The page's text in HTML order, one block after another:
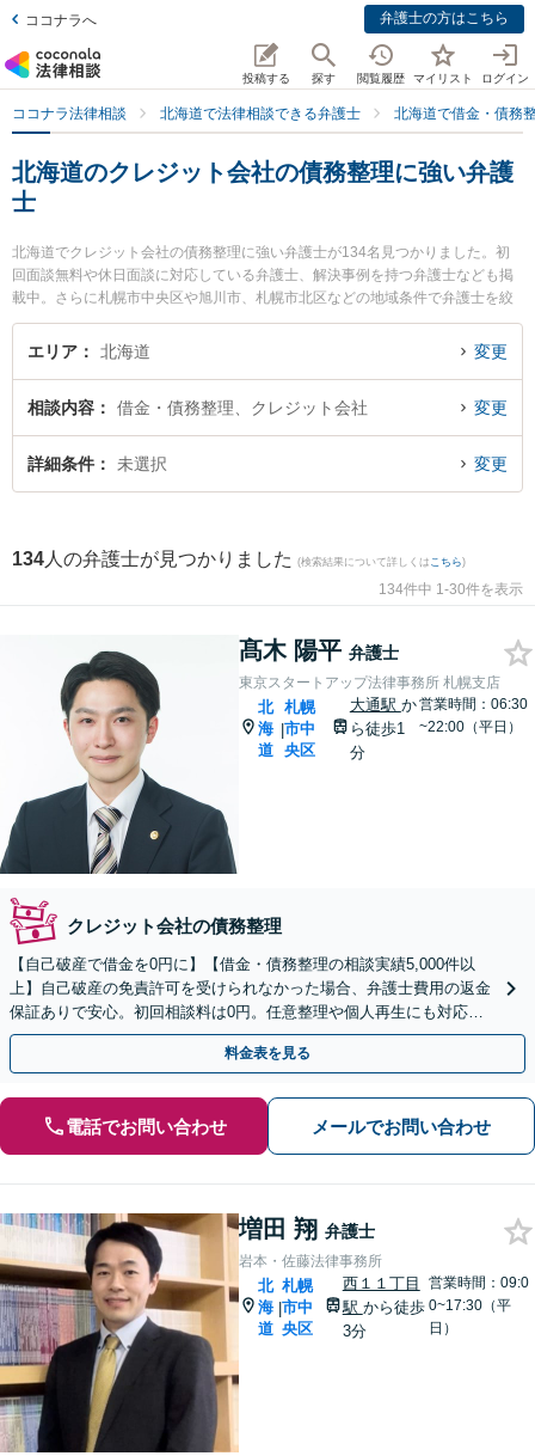
ココナラへ 弁護士の方はこちら
投稿する 探す 閲覧履歴 マイリスト ログイン
ココナラ法律相談 北海道で法律相談できる弁護士 北海道で借金・債務
北海道のクレジット会社の債務整理に強い弁護
士
北海道でクレジット会社の債務整理に強い弁護士が134名見つかりました。初
回面談無料や休日面談に対応している弁護士、解決事例を持つ弁護士なども掲
載中。さらに札幌市中央区や旭川市、札幌市北区などの地域条件で弁護士を絞
り込めます。借金・債務整理に関係する消費者金融の債務整理やクレジット会
社の債務整理、リボ払いの債務整理等の細かな分野での絞り込み検索もでき便
前本部の髙橋 亜林弁護士のプロフィール情報や弁護士費用、強みなどが注目さ
れています。『北海道で土日や夜間に発生したクレジット会社の債務整理のト
ラブルを今すぐに弁護士に相談したい』『クレジット会社の債務整理のトラブ
エリア 北海道 変更
相談内容 借金・債務整理、クレジット会社 変更
詳細条件 未選択 変更
134 人の弁護士が見つかりました (検索結果について詳しくは こちら)
134件中 1-30件を表示
髙木 陽平 弁護士
東京スタートアップ法律事務所 札幌支店
北
海
道
|
札幌
市中
央区
大通駅 か
ら徒歩1
分
営業時間：06:30
~22:00（平日）
クレジット会社の債務整理
【自己破産で借金を0円に】【借金・債務整理の相談実績5,000件以
上】自己破産の免責許可を受けられなかった場合、弁護士費用の返金
保証ありで安心。初回相談料は0円。任意整理や個人再生にも対応
【土日祝日・夜間も相談受付】【費用の分割払い可】
料金表を見る
電話でお問い合わせ メールでお問い合わせ
増田 翔 弁護士
岩本・佐藤法律事務所
北
海
道
|
札幌
市中
央区
西１１丁目
駅 から徒歩
3分
営業時間：09:0
0~17:30（平
日）